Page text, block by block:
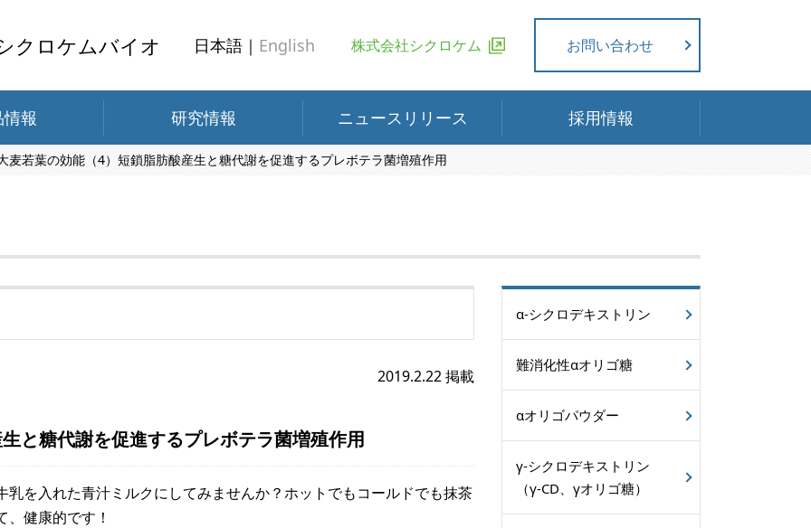
クロケムバイオ 日本語｜ English 株式会社シクロケム お問い合わせ
報 研究情報 ニュースリリース 採用情報
麦若葉の効能（4）短鎖脂肪酸産生と糖代謝を促進するプレボテラ菌増殖作用
2019.2.22 掲載
と糖代謝を促進するプレボテラ菌増殖作用
を入れた青汁ミルクにしてみませんか？ホットでもコールドでも抹茶
健康的です！
α-シクロデキストリン
難消化性αオリゴ糖
αオリゴパウダー
γ-シクロデキストリン
（γ-CD、γオリゴ糖）